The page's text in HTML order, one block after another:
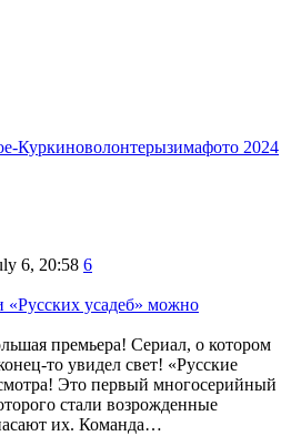
Куркиноволонтерызимафото 2024
6, 20:58 6
усадеб» можно
премьера! Сериал, о котором
то увидел свет! «Русские
Это первый многосерийный
стали возрожденные
их. Команда…